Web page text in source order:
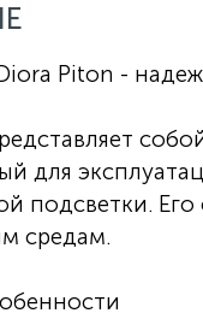
Piton -
для
подсветки.
средам.